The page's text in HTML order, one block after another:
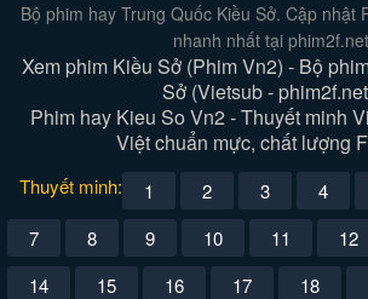
Bộ phim hay Trung Quốc Kiều Sở. Cập nhật
nhanh nhất tại phim2f.net
Xem phim Kiều Sở (Phim Vn2) - Bộ
Sở (Vietsub -
Phim hay Kieu So Vn2 - Thuyết minh
Việt chuẩn mực, chất lượng
Thuyết minh: 1 2 3 4
7
8 9 10 11 12
14
15 16 17 18